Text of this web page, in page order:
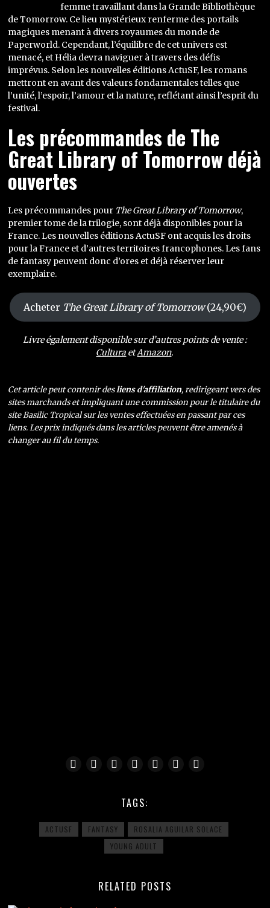
femme travaillant dans la Grande Bibliothèque
de Tomorrow. Ce lieu mystérieux renferme des portails
magiques menant à divers royaumes du monde de
Paperworld. Cependant, l’équilibre de cet univers est
menacé, et Hélia devra naviguer à travers des défis
imprévus. Selon les nouvelles éditions ActuSF, les romans
mettront en avant des valeurs fondamentales telles que
l’unité, l’espoir, l’amour et la nature, reflétant ainsi l’esprit du
festival.
Les précommandes de The
Great Library of Tomorrow déjà
ouvertes
Les précommandes pour The Great Library of Tomorrow,
premier tome de la trilogie, sont déjà disponibles pour la
France. Les nouvelles éditions ActuSF ont acquis les droits
pour la France et d’autres territoires francophones. Les fans
de fantasy peuvent donc d’ores et déjà réserver leur
exemplaire.
Acheter The Great Library of Tomorrow(24,90€)
Livre également disponible sur d’autres points de vente :
Cultura etAmazon.
Cet article peut contenir desliens d'affiliation, redirigeant vers des
sites marchands et impliquant une commission pour le titulaire du
site Basilic Tropical sur les ventes effectuées en passant par ces
liens. Les prix indiqués dans les articles peuvent être amenés à
changer au fil du temps.
TAGS:
ACTUSF FANTASY
ROSALIA AGUILAR SOLACE
YOUNG ADULT
RELATED POSTS